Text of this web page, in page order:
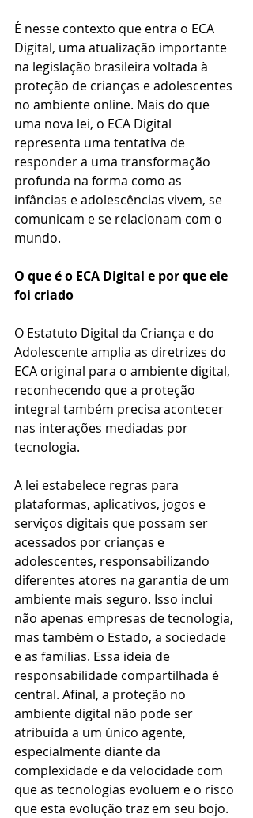
É nesse contexto que entra o ECA
Digital, uma atualização importante
na legislação brasileira voltada à
proteção de crianças e adolescentes
no ambiente online. Mais do que
uma nova lei, o ECA Digital
representa uma tentativa de
responder a uma transformação
profunda na forma como as
infâncias e adolescências vivem, se
comunicam e se relacionam com o
mundo.
O que é o ECA Digital e por que ele
foi criado
O Estatuto Digital da Criança e do
Adolescente amplia as diretrizes do
ECA original para o ambiente digital,
reconhecendo que a proteção
integral também precisa acontecer
nas interações mediadas por
tecnologia.
A lei estabelece regras para
plataformas, aplicativos, jogos e
serviços digitais que possam ser
acessados por crianças e
adolescentes, responsabilizando
diferentes atores na garantia de um
ambiente mais seguro. Isso inclui
não apenas empresas de tecnologia,
mas também o Estado, a sociedade
e as famílias. Essa ideia de
responsabilidade compartilhada é
central. Afinal, a proteção no
ambiente digital não pode ser
atribuída a um único agente,
especialmente diante da
complexidade e da velocidade com
que as tecnologias evoluem e o risco
que esta evolução traz em seu bojo.